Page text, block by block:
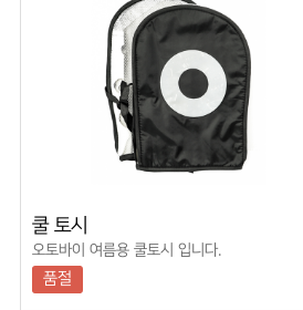
쿨 토시
오토바이 여름용 쿨토시 입니다.
품절